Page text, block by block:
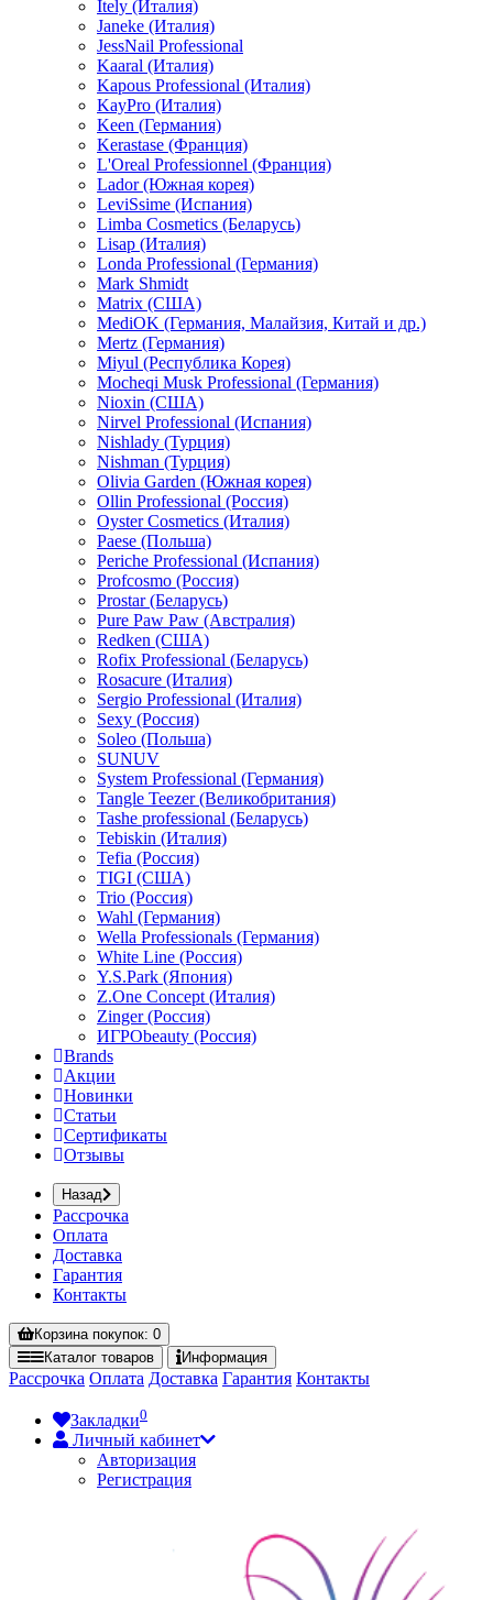
Itely (Италия)
Janeke (Италия)
JessNail Professional
Kaaral (Италия)
Kapous Professional (Италия)
KayPro (Италия)
Keen (Германия)
Kerastase (Франция)
L'Oreal Professionnel (Франция)
Lador (Южная корея)
LeviSsime (Испания)
Limba Cosmetics (Беларусь)
Lisap (Италия)
Londa Professional (Германия)
Mark Shmidt
Matrix (США)
MediOK (Германия, Малайзия, Китай и др.)
Mertz (Германия)
Miyul (Республика Корея)
Mocheqi Musk Professional (Германия)
Nioxin (США)
Nirvel Professional (Испания)
Nishlady (Турция)
Nishman (Турция)
Olivia Garden (Южная корея)
Ollin Professional (Россия)
Oyster Cosmetics (Италия)
Paese (Польша)
Periche Professional (Испания)
Profcosmo (Россия)
Prostar (Беларусь)
Pure Paw Paw (Австралия)
Redken (США)
Rofix Professional (Беларусь)
Rosacure (Италия)
Sergio Professional (Италия)
Sexy (Россия)
Soleo (Польша)
SUNUV
System Professional (Германия)
Tangle Teezer (Великобритания)
Tashe professional (Беларусь)
Tebiskin (Италия)
Tefia (Россия)
TIGI (США)
Trio (Россия)
Wahl (Германия)
Wella Professionals (Германия)
White Line (Россия)
Y.S.Park (Япония)
Z.One Concept (Италия)
Zinger (Россия)
ИГРОbeauty (Россия)
Brands
Акции
Новинки
Статьи
Сертификаты
Отзывы
Назад
Рассрочка
Оплата
Доставка
Гарантия
Контакты
Корзинапокупок: 0
Каталог товаров Информация
Рассрочка Оплата Доставка Гарантия Контакты
Закладки0
Личный кабинет
Авторизация
Регистрация